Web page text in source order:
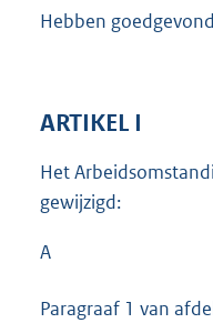
Hebben
ARTIKEL I
Het
gewijzigd:
A
Paragraaf 1 van